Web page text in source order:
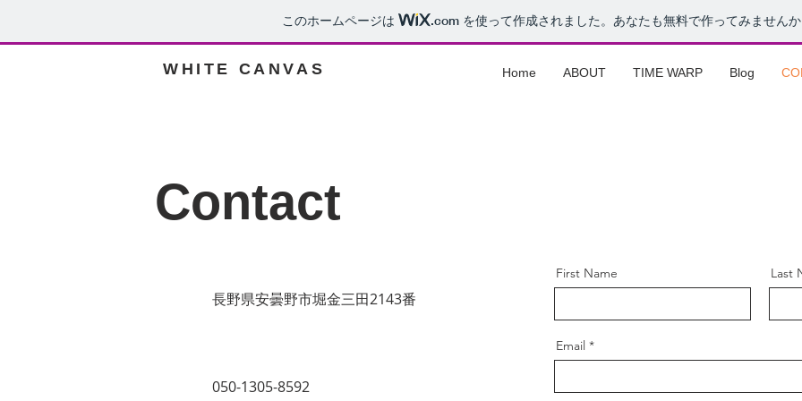
このホームページは .com を使って作成されました。あなたも無料で作ってみません
WHITE CANVAS Home ABOUT TIME WARP Blog
Contact
長野県安曇野市堀金三田2143番
050-1305-8592
First Name Last
Email